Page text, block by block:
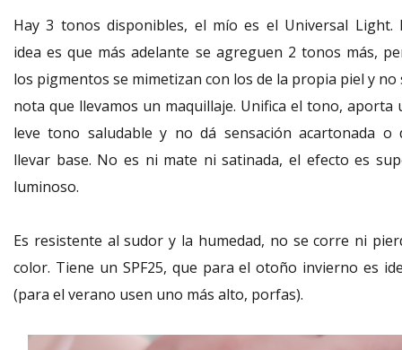
Hay 3 tonos disponibles, el mío es el Universal Light.
idea es que más adelante se agreguen 2 tonos más,
los pigmentos se mimetizan con los de la propia piel y no
nota que llevamos un maquillaje. Unifica el tono, aporta
leve tono saludable y no dá sensación acartonada o
llevar base. No es ni mate ni satinada, el efecto es
luminoso.
Es resistente al sudor y la humedad, no se corre ni
color. Tiene un SPF25, que para el otoño invierno es
(para el verano usen uno más alto, porfas).